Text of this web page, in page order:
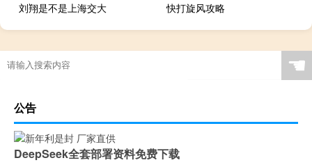
刘翔是不是上海交大
快打旋风攻略
2006是哪个国家世界杯
2021全运会有什么项目
上海啥时候举办奥运会?
东京奥运会为什么不好 ☚
公告
DeepSeek全套部署资料免费下载